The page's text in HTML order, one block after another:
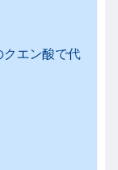
クエン酸で代